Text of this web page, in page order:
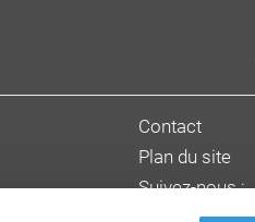
Contact
Plan du site
Suivez-nous :